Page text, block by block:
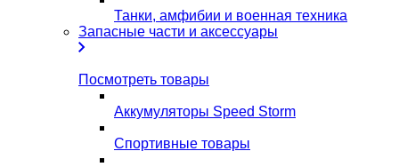
Танки, амфибии и военная техника
Запасные части и аксессуары
Посмотреть товары
Аккумуляторы Speed Storm
Спортивные товары